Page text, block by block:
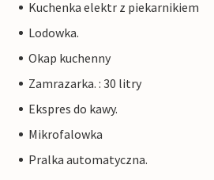
Kuchenka elektr z piekarnikiem
Lodowka.
Okap kuchenny
Zamrazarka. : 30 litry
Ekspres do kawy.
Mikrofalowka
Pralka automatyczna.